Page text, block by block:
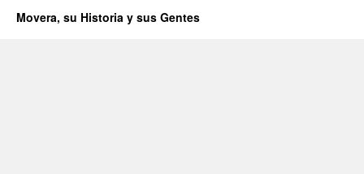
Movera, su Historia y sus Gentes